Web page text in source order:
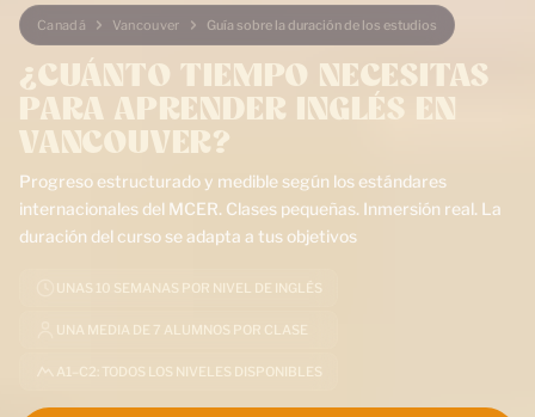
Canadá Vancouver Guía sobre la duración de los estudios
¿CUÁNTO TIEMPO NECESITAS
PARA APRENDER INGLÉS EN
VANCOUVER?
Progreso estructurado y medible según los estándares
internacionales del MCER. Clases pequeñas. Inmersión real. La
duración del curso se adapta a tus objetivos
UNAS 10 SEMANAS POR NIVEL DE INGLÉS
UNA MEDIA DE 7 ALUMNOS POR CLASE
A1–C2: TODOS LOS NIVELES DISPONIBLES
Hablemos